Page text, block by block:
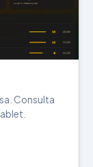
Consulta